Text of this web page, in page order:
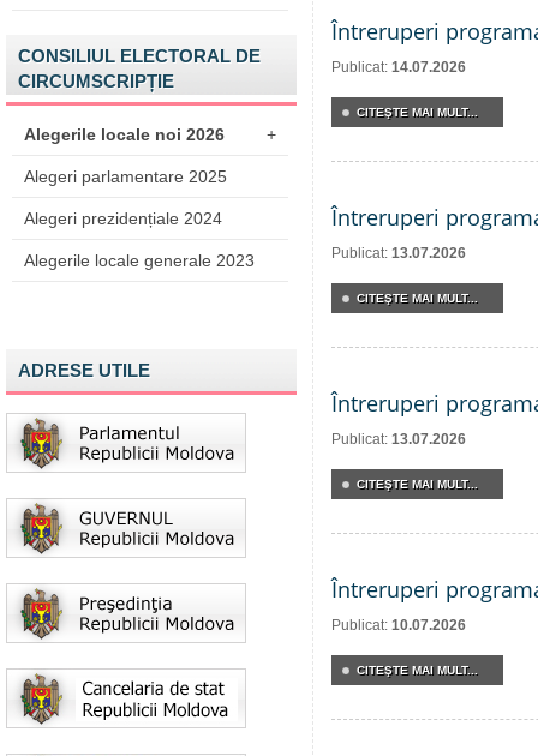
CONSILIUL ELECTORAL DE
CIRCUMSCRIPȚIE
Alegerile locale noi 2026 +
Alegeri parlamentare 2025
Alegeri prezidențiale 2024
Alegerile locale generale 2023
ADRESE UTILE
Întreruperi
Publicat: 14.07.2026
CITEŞTE MAI MULT...
Întreruperi
Publicat: 13.07.2026
CITEŞTE MAI MULT...
Întreruperi
Publicat: 13.07.2026
CITEŞTE MAI MULT...
Întreruperi
Publicat: 10.07.2026
CITEŞTE MAI MULT...